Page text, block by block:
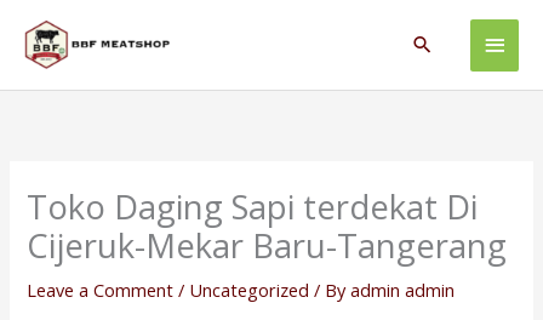
content
Main
Search
Toko Daging Sapi terdekat Di
Cijeruk-Mekar Baru-Tangerang
Leave a Comment / Uncategorized / Byadmin admin